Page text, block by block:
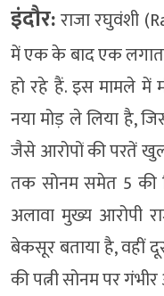
इंदौर:राजा रघुवंशी
में एक के बाद एक
हो रहे हैं. इस मामले में
नया मोड़ ले लिया है,
जैसे आरोपों की परतें
तक सोनम समेत 5 की
अलावा मुख्य आरोपी
बेकसूर बताया है, वहीं
की पत्नी सोनम पर